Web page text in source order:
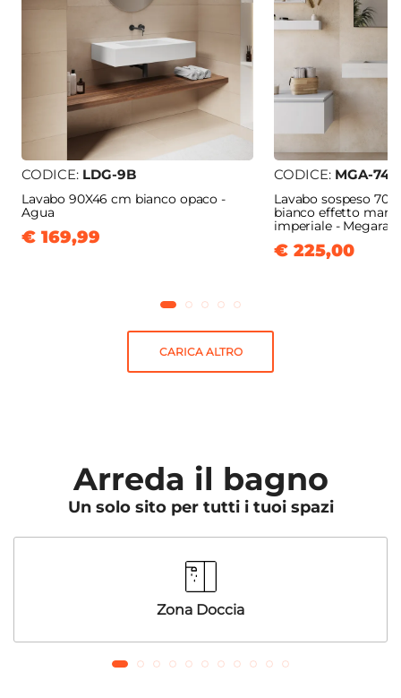
CODICE: LDG-9B
Lavabo 90X46 cm bianco opaco -
Agua
€ 169,99
CODICE: MGA-74B
Lavabo sospeso
bianco effetto
imperiale - Megara
€ 225,00
CARICA ALTRO
Arreda il bagno
Un solo sito per tutti i tuoi spazi
Zona Doccia